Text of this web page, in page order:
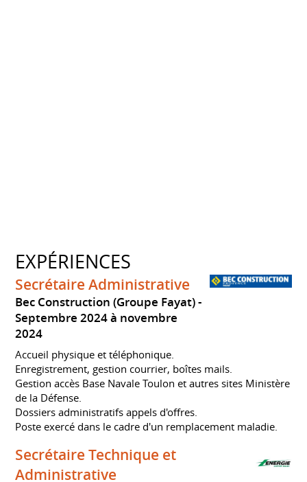
EXPÉRIENCES
Secrétaire Administrative
Bec Construction (Groupe Fayat)
Septembre 2024 à novembre
2024
Accueil physique et téléphonique.
Enregistrement, gestion courrier, boîtes mails.
Gestion accès Base Navale Toulon et autres sites Ministère
de la Défense.
Dossiers administratifs appels d'offres.
Poste exercé dans le cadre d'un remplacement maladie.
Secrétaire Technique et
Administrative